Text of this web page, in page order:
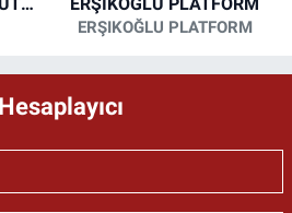
ERŞIKOĞLU PLATFORM